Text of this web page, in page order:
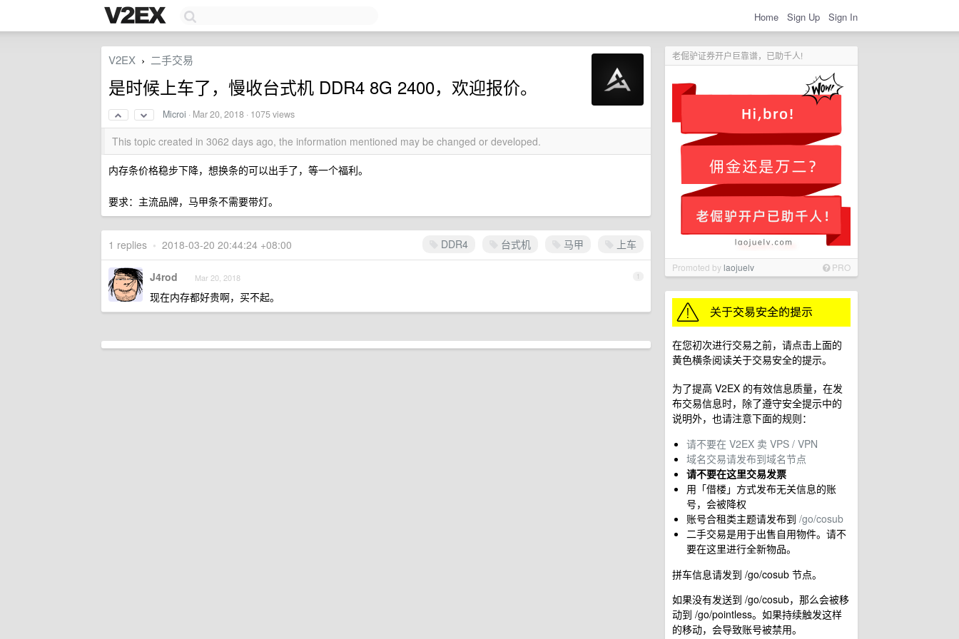
Home Sign Up Sign In
老倔驴证券开户巨靠谱，已助千人!
Promoted bylaojuelv PRO
在您初次进行交易之前，请点击上面的
黄色横条阅读关于交易安全的提示。
为了提高 V2EX 的有效信息质量，在发
布交易信息时，除了遵守安全提示中的
说明外，也请注意下面的规则：
请不要在 V2EX 卖 VPS / VPN
域名交易请发布到域名节点
请不要在这里交易发票
用「借楼」方式发布无关信息的账
号，会被降权
账号合租类主题请发布到 /go/cosub
二手交易是用于出售自用物件。请不
要在这里进行全新物品。
拼车信息请发到 /go/cosub 节点。
如果没有发送到 /go/cosub，那么会被移
动到 /go/pointless。如果持续触发这样
的移动，会导致账号被禁用。
V2EX › 二手交易
是时候上车了，慢收台式机 DDR4 8G 2400，欢迎报价。
Microi · Mar 20, 2018 · 1075 views
This topic created in 3062 days ago, the information mentioned may be changed or developed.
内存条价格稳步下降，想换条的可以出手了，等一个福利。
要求：主流品牌，马甲条不需要带灯。
DDR4 台式机 马甲 上车
1 replies • 2018-03-20 20:44:24 +08:00
1
J4rod Mar 20, 2018
现在内存都好贵啊，买不起。